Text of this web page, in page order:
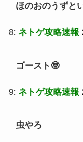
ほのおのうずと
8: ネトゲ攻略速報
ゴースト🤓
9: ネトゲ攻略速報
虫やろ